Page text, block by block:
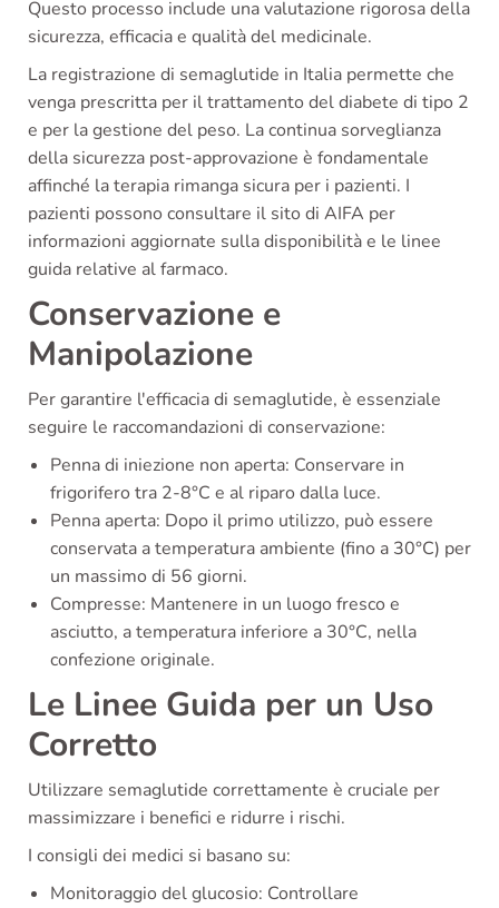
Questo processo include una valutazione rigorosa della
sicurezza, efficacia e qualità del medicinale.
La registrazione di semaglutide in Italia permette che
venga prescritta per il trattamento del diabete di tipo 2
e per la gestione del peso. La continua sorveglianza
della sicurezza post-approvazione è fondamentale
affinché la terapia rimanga sicura per i pazienti. I
pazienti possono consultare il sito di AIFA per
informazioni aggiornate sulla disponibilità e le linee
guida relative al farmaco.
Conservazione e
Manipolazione
Per garantire l'efficacia di semaglutide, è essenziale
seguire le raccomandazioni di conservazione:
Penna di iniezione non aperta: Conservare in
frigorifero tra 2-8°C e al riparo dalla luce.
Penna aperta: Dopo il primo utilizzo, può essere
conservata a temperatura ambiente (fino a 30°C) per
un massimo di 56 giorni.
Compresse: Mantenere in un luogo fresco e
asciutto, a temperatura inferiore a 30°C, nella
confezione originale.
Le Linee Guida per un Uso
Corretto
Utilizzare semaglutide correttamente è cruciale per
massimizzare i benefici e ridurre i rischi.
I consigli dei medici si basano su:
Monitoraggio del glucosio: Controllare